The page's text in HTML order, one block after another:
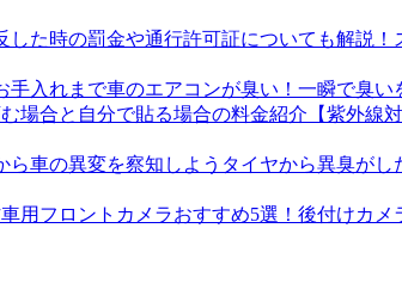
車のエアコンが臭い！一瞬で臭
【紫外線
タイヤから異臭が
車用フロントカメラおすすめ5選！後付けカメ